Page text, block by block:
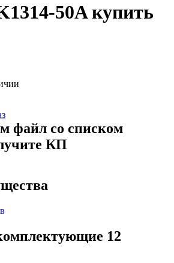
50A купить
файл со списком
КП
12